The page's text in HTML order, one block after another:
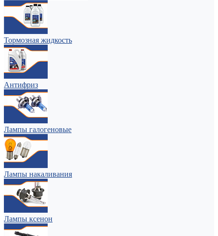
Тормозная жидкость
Антифриз
Лампы галогеновые
Лампы накаливания
Лампы ксенон